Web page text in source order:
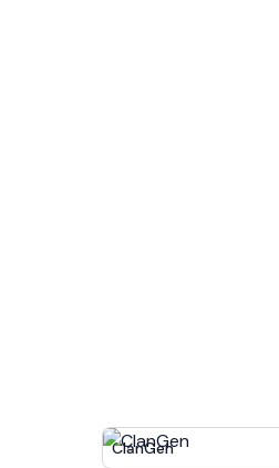
ClanGen